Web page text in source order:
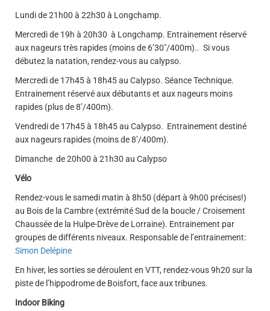
Lundi de 21h00 à 22h30 à Longchamp.
Mercredi de 19h à 20h30 à Longchamp. Entrainement réservé
aux nageurs très rapides (moins de 6’30″/400m).. Si vous
débutez la natation, rendez-vous au calypso.
Mercredi de 17h45 à 18h45 au Calypso. Séance Technique.
Entrainement réservé aux débutants et aux nageurs moins
rapides (plus de 8’/400m).
Vendredi de 17h45 à 18h45 au Calypso. Entrainement destiné
aux nageurs rapides (moins de 8’/400m).
Dimanche de 20h00 à 21h30 au Calypso
Vélo
Rendez-vous le samedi matin à 8h50 (départ à 9h00 précises!)
au Bois de la Cambre (extrémité Sud de la boucle / Croisement
Chaussée de la Hulpe-Drève de Lorraine). Entrainement par
groupes de différents niveaux. Responsable de l’entrainement:
Simon Delépine
En hiver, les sorties se déroulent en VTT, rendez-vous 9h20 sur la
piste de l’hippodrome de Boisfort, face aux tribunes.
Indoor Biking